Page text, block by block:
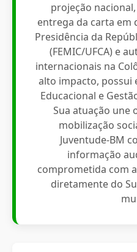
projeção
entrega da carta em
Presidência da
(FEMIC/UFCA) e
internacionais na
alto impacto, possui
Educacional e
Sua atuação une
mobilização
Juventude-BM
informação
comprometida com
diretamente do